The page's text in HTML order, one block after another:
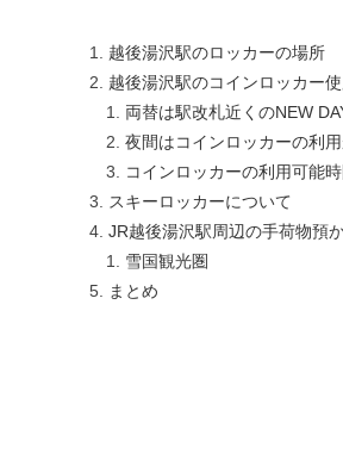
越後湯沢駅のロッカーの場所
越後湯沢駅のコインロッカー
両替は駅改札近くのNEW
夜間はコインロッカーの利
コインロッカーの利用可能
スキーロッカーについて
JR越後湯沢駅周辺の手荷物預
雪国観光圏
まとめ